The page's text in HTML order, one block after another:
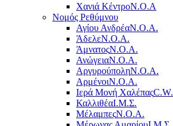
Χανιά ΚέντροN.O.A
Νομός Ρεθύμνου
Αγίου ΑνδρέαΝ.Ο.Α.
ΆδελεΝ.Ο.Α.
ΆμνατοςΝ.Ο.Α.
ΑνώγειαΝ.Ο.Α.
ΑργυρούποληΝ.Ο.Α.
ΑρμένοιΝ.Ο.Α.
Ιερά Μονή ΧαλέπαςC.W.
ΚαλλιθέαΙ.Μ.Σ.
ΜέλαμπεςΝ.Ο.Α.